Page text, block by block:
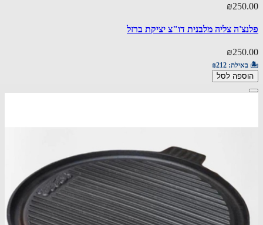
₪250.00
פלנצ'ה צליה מלבנית דו"צ יציקת ברזל
₪250.00
🏝️ באילת: ₪212
הוספה לסל